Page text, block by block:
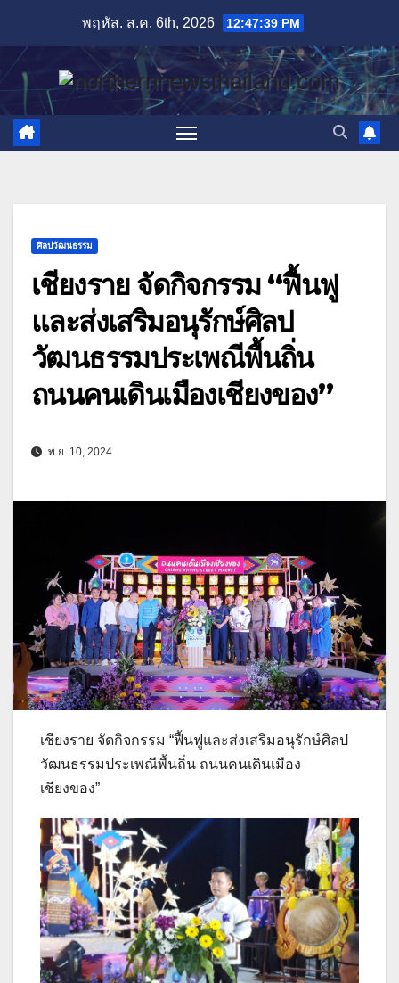
content
พฤหัส. ส.ค. 6th, 2026 12:47:40 PM
ศิลปวัฒนธรรม
เชียงราย จัดกิจกรรม “ฟื้นฟู
และส่งเสริมอนุรักษ์ศิลป
วัฒนธรรมประเพณีพื้นถิ่น
ถนนคนเดินเมืองเชียงของ”
พ.ย. 10, 2024
เชียงราย จัดกิจกรรม “ฟื้นฟูและส่งเสริมอนุรักษ์ศิลป
วัฒนธรรมประเพณีพื้นถิ่น ถนนคนเดินเมือง
เชียงของ”